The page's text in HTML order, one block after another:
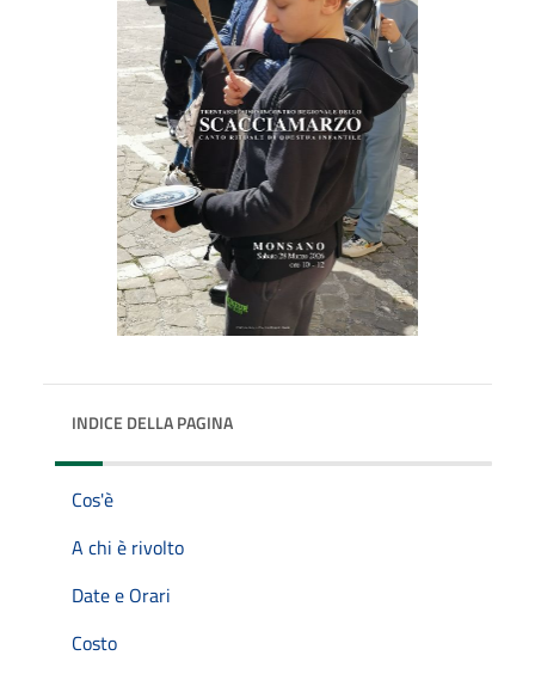
INDICE DELLA PAGINA
Cos'è
A chi è rivolto
Date e Orari
Costo